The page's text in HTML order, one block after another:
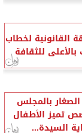
القانونية لخطاب
للثقافة
بالمجلس
تميز الأطفال
السيدة...